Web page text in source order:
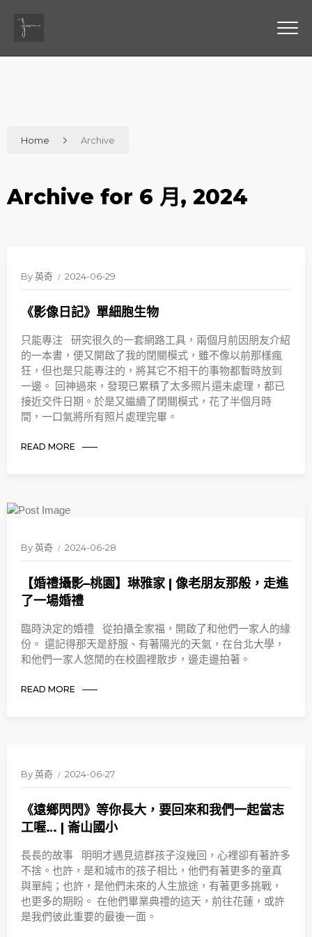
Home Archive
Archive for 6 月, 2024
By英奇 2024-06-29
《影像日記》單細胞生物
只能專注 研究很久的一套網路工具，兩個月前因朋友介紹
的一本書，便又開啟了我的閉關模式，雖不像以前那樣瘋
狂，但也是只能專注的，將其它不相干的事物都暫時放到
一邊。 回神過來，發現已累積了太多照片還未處理，都已
接近交件日期。於是又繼續了閉關模式，花了半個月時
間，一口氣將所有照片處理完畢。
READ MORE
By英奇 2024-06-28
【婚禮攝影–桃園】琳雅家 | 像老朋友那般，走進
了一場婚禮
臨時決定的婚禮 從拍攝全家福，開啟了和他們一家人的緣
份。 還記得那天是舒服、有著陽光的天氣，在台北大學，
和他們一家人悠閒的在校園裡散步，邊走邊拍著。
READ MORE
By英奇 2024-06-27
《遠鄉閃閃》等你長大，要回來和我們一起當志
工喔… | 崙山國小
長長的故事 明明才遇見這群孩子沒幾回，心裡卻有著許多
不捨。也許，是和城市的孩子相比，他們有著更多的童真
與單純；也許，是他們未來的人生旅途，有著更多挑戰，
也更多的期盼。 在他們畢業典禮的這天，前往花蓮，或許
是我們彼此重要的最後一面。